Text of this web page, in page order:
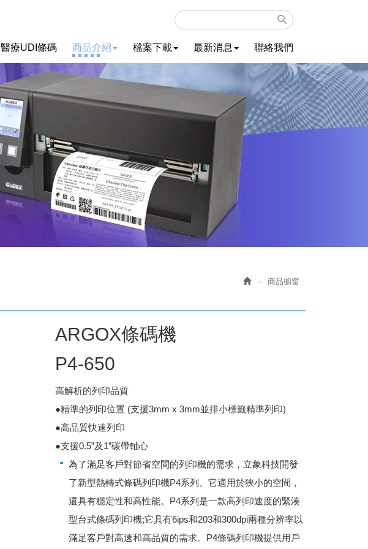
醫療UDI條碼 商品介紹 檔案下載 最新消息 聯絡我們
商品櫥窗
ARGOX條碼機
P4-650
高解析的列印品質
●精準的列印位置 (支援3mm x 3mm並排小標籤精準列印)
●高品質快速列印
●支援0.5”及1”碳帶軸心
為了滿足客戶對節省空間的列印機的需求，立象科技開發
了新型熱轉式條碼列印機P4系列。它適用於狹小的空間，
還具有穩定性和高性能。P4系列是一款高列印速度的緊湊
型台式條碼列印機;它具有6ips和203和300dpi兩種分辨率以
滿足客戶對高速和高品質的需求。P4條碼列印機提供用戶